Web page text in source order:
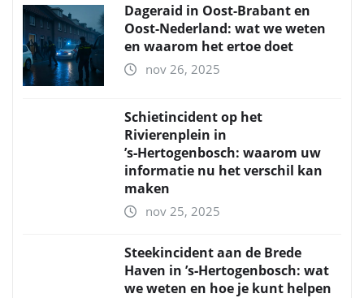
Dageraid in Oost-Brabant en
Oost-Nederland: wat we weten
en waarom het ertoe doet
nov 26, 2025
Schietincident op het
Rivierenplein in
’s‑Hertogenbosch: waarom uw
informatie nu het verschil kan
maken
nov 25, 2025
Steekincident aan de Brede
Haven in ’s‑Hertogenbosch: wat
we weten en hoe je kunt helpen